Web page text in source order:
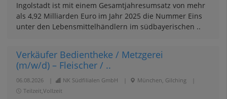
Ingolstadt ist mit einem Gesamtjahresumsatz von mehr
als 4,92 Milliarden Euro im Jahr 2025 die Nummer Eins
unter den Lebensmittelhändlern im südbayerischen ..
Verkäufer Bedientheke / Metzgerei
(m/w/d) – Fleischer / ..
06.08.2026 NK Südfilialen GmbH München, Gilching
Teilzeit,Vollzeit